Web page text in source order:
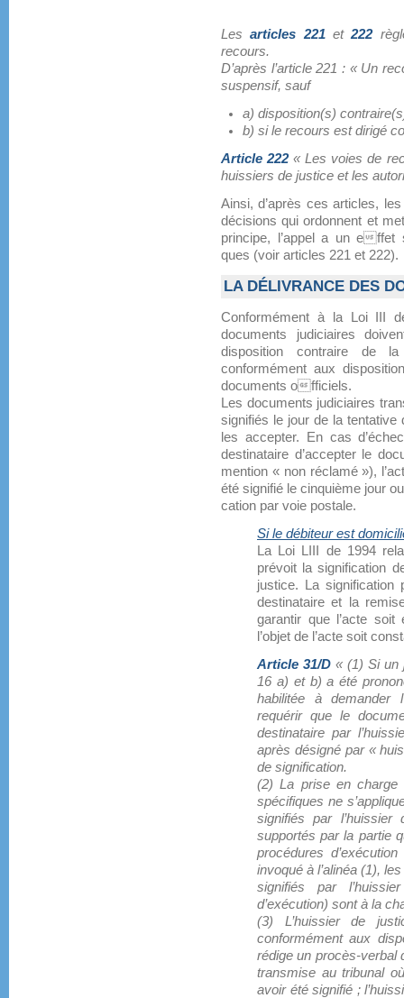
Lesarticles 221et222
recours.
D’après l’article 221 : « Un
suspensif, sauf
a) disposition(s)
b) si le recours est dirigé
Article 222« Les voies de
huissiers de justice et les
Ainsi, d’après ces articles,
décisions qui ordonnent et
principe, l’appel a un effet
ques (voir articles 221 et 222).
LA DÉLIVRANCE DES
Conformément à la Loi III
documents judiciaires
disposition contraire de
conformément aux
documents officiels.
Les documents judiciaires
signifiés le jour de la
les accepter. En cas
destinataire d’accepter le
mention « non réclamé »),
été signifié le cinquième jour
cation par voie postale.
Si le débiteur est
La Loi LIII de 1994
prévoit la signification
justice. La signification
destinataire et la
garantir que l’acte
l’objet de l’acte soit
Article 31/D « (1) Si un
16 a) et b) a été
habilitée à demander
requérir que le
destinataire par
après désigné par «
de signification.
(2) La prise en charge
spécifiques ne
signifiés par
supportés par la partie
procédures
invoqué à l’alinéa (1),
signifiés par
d’exécution) sont à la
(3) L’huissier de
conformément aux
rédige un procès-verbal
transmise au tribunal
avoir été signifié ;